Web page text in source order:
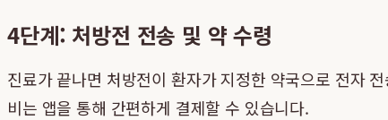
4단계: 처방전 전송 및 약 수령
진료가 끝나면 처방전이 환자가 지정한 약국으로 전자
비는 앱을 통해 간편하게 결제할 수 있습니다.